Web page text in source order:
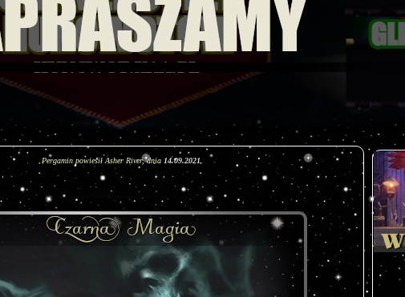
Pergamin powiesił Asher River, dnia 14.09.2021